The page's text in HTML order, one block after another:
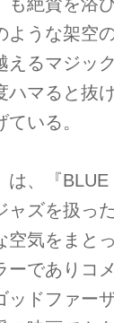
うな架空
えるマジッ
ハマると抜
いる。
は、『
ャズを扱っ
空気をまと
ーでありコ
ッドファー